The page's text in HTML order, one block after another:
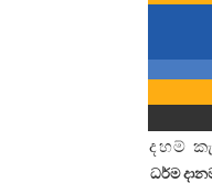
දහම්
ධර්ම